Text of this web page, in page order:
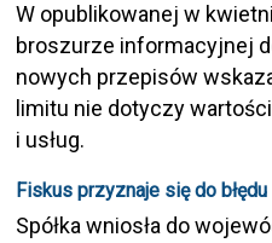
W opublikowanej w
broszurze informacyjnej
nowych przepisów
limitu nie dotyczy
i usług.
Fiskus przyznaje się do błędu
Spółka wniosła do